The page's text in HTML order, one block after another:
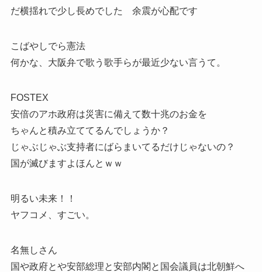
だ横揺れで少し長めでした 余震が心配です
こばやしでら憲法
何かな、大阪弁で歌う歌手らが最近少ない言うて。
FOSTEX
安倍のアホ政府は災害に備えて数十兆のお金を
ちゃんと積み立ててるんでしょうか？
じゃぶじゃぶ支持者にばらまいてるだけじゃないの？
国が滅びますよほんとｗｗ
明るい未来！！
ヤフコメ、すごい。
名無しさん
国や政府とや安部総理と安部内閣と国会議員は北朝鮮へ